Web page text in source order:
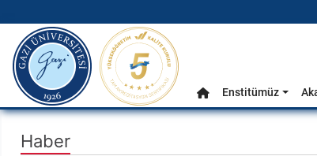
Ana Menü
gazi.edu.tr
Anasayfa
Enstitümüz
Haber